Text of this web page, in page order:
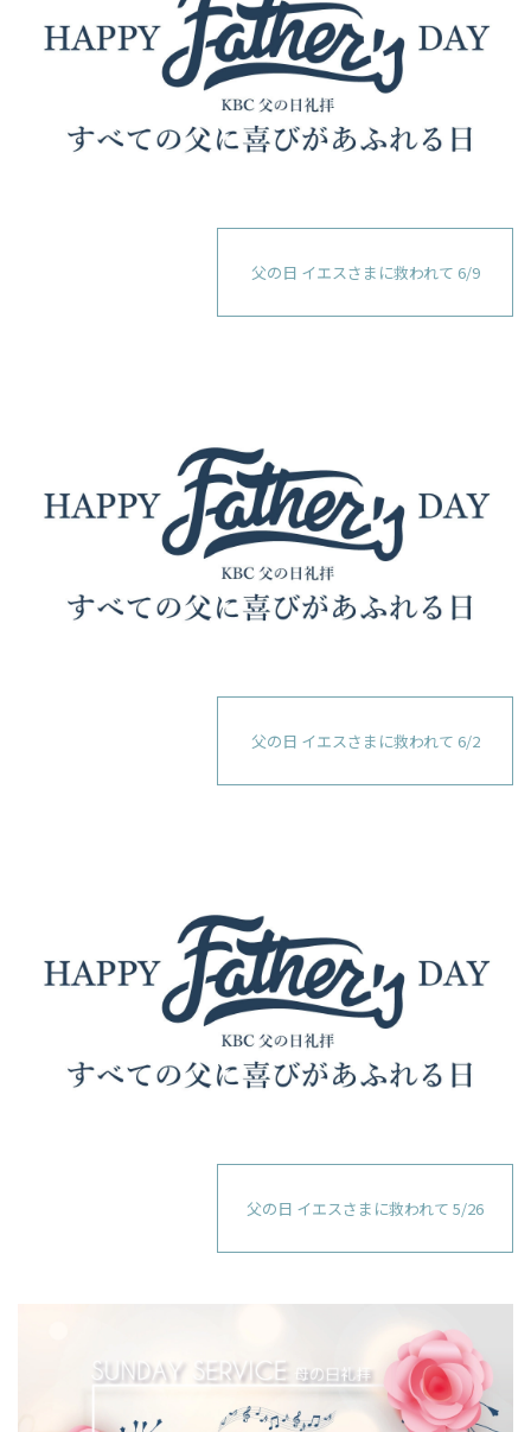
父の日 イエスさまに救われて 6/9
父の日 イエスさまに救われて 6/2
父の日 イエスさまに救われて 5/26